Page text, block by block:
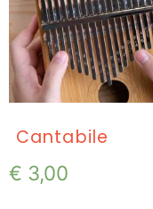
Cantabile
€ 3,00